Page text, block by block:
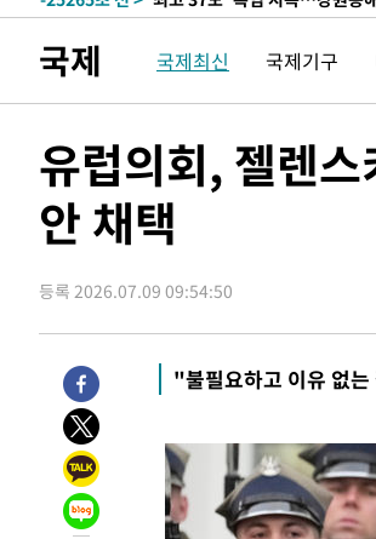
-18391초 전 >[속보]뉴욕증시 상승 마감
-25285초 전 >
'최고 37도' 폭염 지속…강원동
국제 국제최신 국제기구
유럽의회, 젤렌
안 채택
등록 2026.07.09 09:54:50
"불필요하고 이유 없